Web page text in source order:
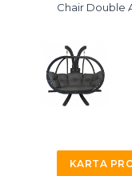
Chair Double
KARTA